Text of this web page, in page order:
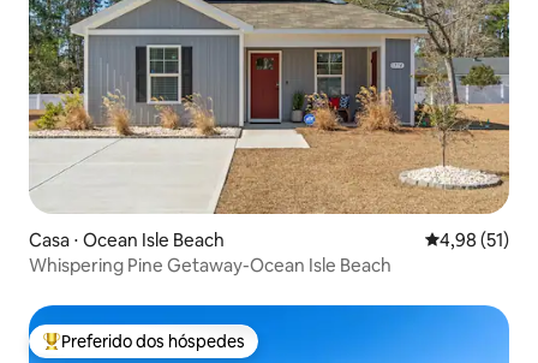
Casa ⋅ Ocean Isle Beach 4,98 de uma
4,98 (51)
Whispering Pine Getaway-Ocean Isle Beach
Entre os melhores preferidos dos hóspedes
Preferido dos hóspedes